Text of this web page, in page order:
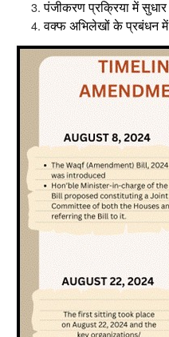
पंजीकरण प्रक्रिया में सुधार
वक्फ अभिलेखों के प्रबंधन में